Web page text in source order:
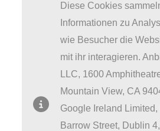
Diese Cookies
Informationen zu
wie Besucher die
mit ihr interagieren.
LLC, 1600
Mountain View, CA
Google Ireland
Barrow Street, Dublin